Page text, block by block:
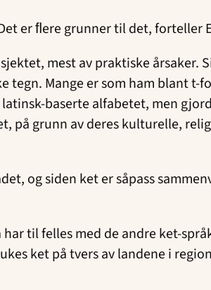
er ﬂere grunner til det, forteller
mest av praktiske årsaker.
Mange er som ham blant t-
baserte alfabetet, men
på grunn av deres kulturelle,
og siden ket er såpass
til felles med de andre ket-
ket på tvers av landene i